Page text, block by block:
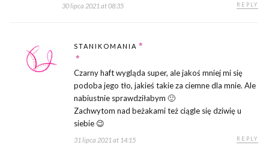
30 lipca 2021 at 08:35 REPLY
STANIKOMANIA
Czarny haft wygląda super, ale jakoś mniej mi się
podoba jego tło, jakieś takie za ciemne dla mnie. Ale
nabiustnie sprawdziłabym 🙂
Zachwytom nad beżakami też ciągle się dziwię u
siebie 😉
31 lipca 2021 at 14:15 REPLY